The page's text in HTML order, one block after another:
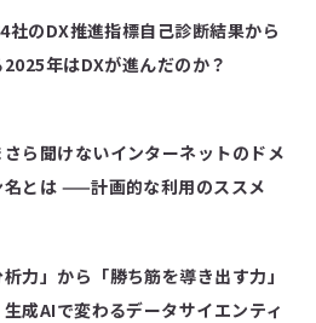
社のDX推進指標自己診断結果から
2025年はDXが進んだのか？
さら聞けないインターネットのドメ
名とは ——計画的な利用のススメ
析力」から「勝ち筋を導き出す力」
成AIで変わるデータサイエンティ